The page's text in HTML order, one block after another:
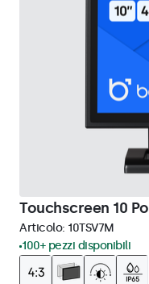
Touchscreen 10
Articolo: 10TSV7M
100+ pezzi disponibili